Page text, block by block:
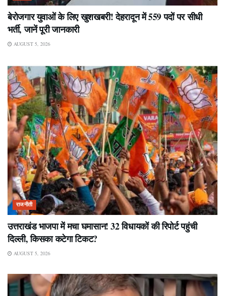
बेरोजगार युवाओं के लिए खुशखबरी! देहरादून में 559 पदों पर सीधी
भर्ती, जानें पूरी जानकारी
AUGUST 5, 2026
राजनीती
उत्तराखंड भाजपा में मचा घमासान! 32 विधायकों की रिपोर्ट पहुंची
दिल्ली, किसका कटेगा टिकट?
AUGUST 5, 2026